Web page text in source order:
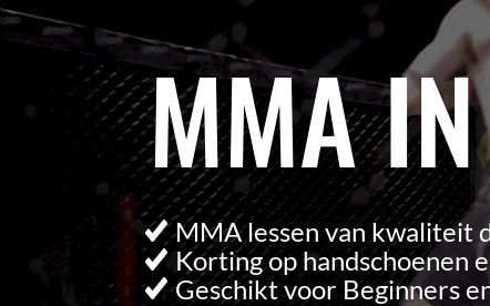
MMA
MMA lessen van kwaliteit
Korting op handschoenen
Geschikt voor Beginners